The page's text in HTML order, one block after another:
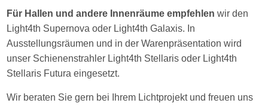
Für Hallen und andere Innenräume empfehlen wir den
Light4th Supernova oder Light4th Galaxis. In
Ausstellungsräumen und in der Warenpräsentation wird
unser Schienenstrahler Light4th Stellaris oder Light4th
Stellaris Futura eingesetzt.
Wir beraten Sie gern bei Ihrem Lichtprojekt und freuen uns